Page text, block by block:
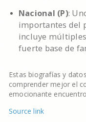
Nacional (P):
importantes del
incluye
fuerte base de
Estas biografías y
comprender mejor el
emocionante
Source link